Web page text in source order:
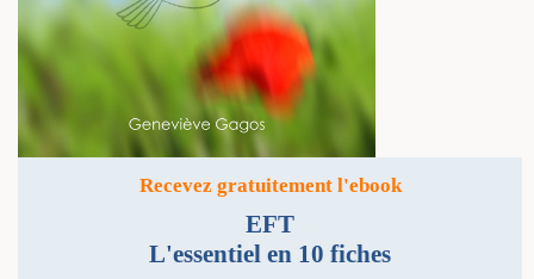
Recevez gratuitement l'ebook
EFT
L'essentiel en 10 fiches